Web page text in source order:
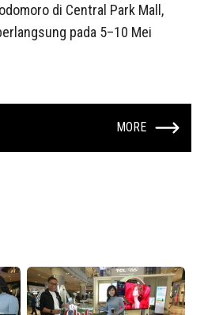
di Central Park Mall,
pada 5–10 Mei
MORE